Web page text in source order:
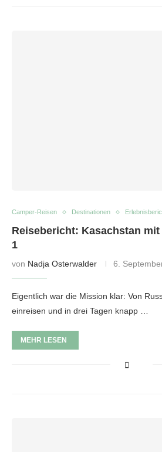
Camper-Reisen Destinationen
Reisebericht: Kasachstan mit
1
von Nadja Osterwalder 6.
Eigentlich war die Mission klar: Von
einreisen und in drei Tagen knapp …
MEHR LESEN